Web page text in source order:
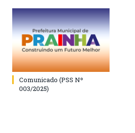
Comunicado (PSS Nº
003/2025)